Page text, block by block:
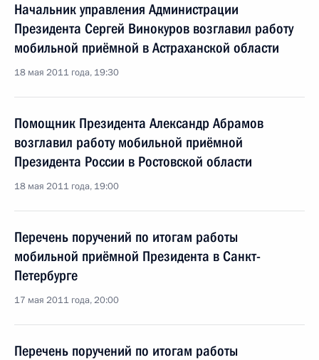
Начальник управления Администрации
Президента Сергей Винокуров возглавил работу
мобильной приёмной в Астраханской области
18 мая 2011 года, 19:30
Помощник Президента Александр Абрамов
возглавил работу мобильной приёмной
Президента России в Ростовской области
18 мая 2011 года, 19:00
Перечень поручений по итогам работы
мобильной приёмной Президента в Санкт-
Петербурге
17 мая 2011 года, 20:00
Перечень поручений по итогам работы